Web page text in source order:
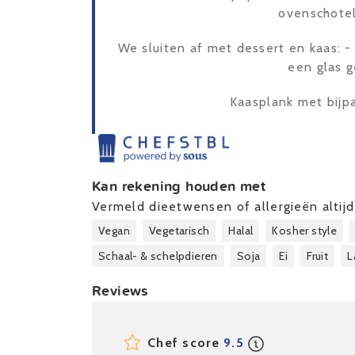
We sluiten af met dessert en kaas:
een glas
Kaasplank met
Kan rekening houden met
Vermeld dieetwensen of allergieën
Vegan Vegetarisch Halal
Kosher style
Schaal- & schelpdieren
Soja Ei Fruit
Reviews
Chef score 9.5